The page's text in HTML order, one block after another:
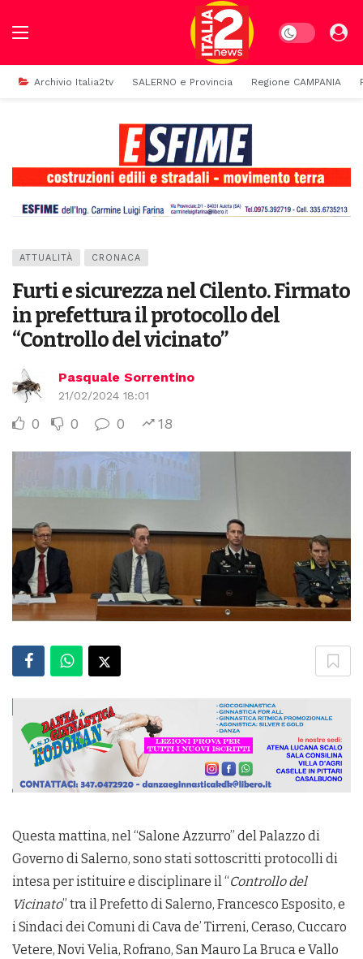
Dark mode
Archivio Italia2tv SALERNO e Provincia Regione CAMPANIA
ATTUALITÀ CRONACA
Furti e sicurezza nel Cilento. Firmato
in prefettura il protocollo del
“Controllo del vicinato”
Pasquale Sorrentino
21/02/2024 18:01
0 0 0 18
Questa mattina, nel “Salone Azzurro” del Palazzo di
Governo di Salerno, sono stati sottoscritti protocolli di
intesa per istituire e disciplinare il “Controllo del
Vicinato” tra il Prefetto di Salerno, Francesco Esposito, e
i Sindaci dei Comuni di Cava de’ Tirreni, Ceraso, Cuccaro
Vetere, Novi Velia, Rofrano, San Mauro La Bruca e Vallo